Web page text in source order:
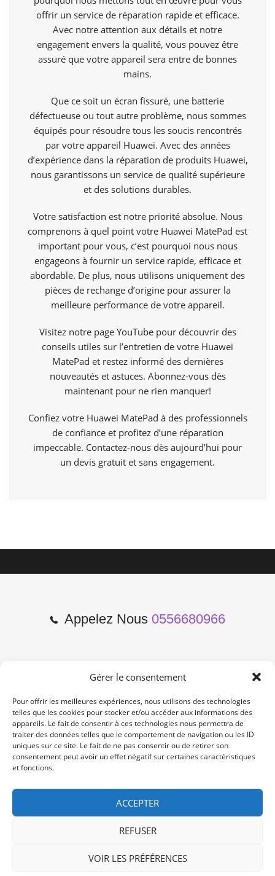
Gérer le consentement
Pour offrir les meilleures expériences, nous utilisons des technologies
telles que les cookies pour stocker et/ou accéder aux informations des
appareils. Le fait de consentir à ces technologies nous permettra de
traiter des données telles que le comportement de navigation ou les ID
uniques sur ce site. Le fait de ne pas consentir ou de retirer son
consentement peut avoir un effet négatif sur certaines caractéristiques
et fonctions.
ACCEPTER
REFUSER
VOIR LES PRÉFÉRENCES
offrir un service de réparation rapide et efficace.
Avec notre attention aux détails et notre
engagement envers la qualité, vous pouvez être
assuré que votre appareil sera entre de bonnes
mains.
Que ce soit un écran fissuré, une batterie
défectueuse ou tout autre problème, nous sommes
équipés pour résoudre tous les soucis rencontrés
par votre appareil Huawei. Avec des années
d’expérience dans la réparation de produits Huawei,
nous garantissons un service de qualité supérieure
et des solutions durables.
Votre satisfaction est notre priorité absolue. Nous
comprenons à quel point votre Huawei MatePad est
important pour vous, c’est pourquoi nous nous
engageons à fournir un service rapide, efficace et
abordable. De plus, nous utilisons uniquement des
pièces de rechange d’origine pour assurer la
meilleure performance de votre appareil.
Visitez notre pageYouTubepour découvrir des
conseils utiles sur l’entretien de votre Huawei
MatePad et restez informé des dernières
nouveautés et astuces. Abonnez-vous dès
maintenant pour ne rien manquer!
Confiez votre Huawei MatePad à des professionnels
de confiance et profitez d’une réparation
impeccable. Contactez-nous dès aujourd’hui pour
un devis gratuit et sans engagement.
Appelez Nous 0556680966
2 Cours de l'Yser 33800
Bordeaux
Lun-Samedi: 10:00 -19:00
Non Stop
/ /